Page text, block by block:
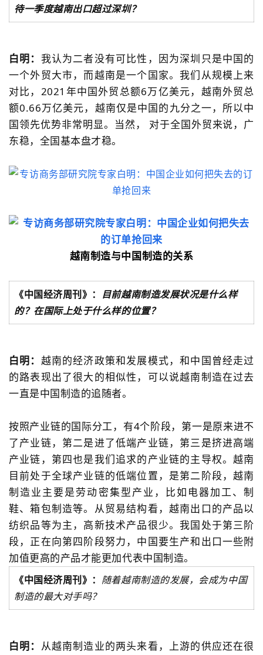
待一季度越南出口超过深圳？
白明： 我认为二者没有可比性，因为深圳只是中国的
一个外贸大市，而越南是一个国家。我们从规模上来
对比，2021年中国外贸总额6万亿美元，越南外贸总
额0.66万亿美元，越南仅是中国的九分之一，所以中
国领先优势非常明显。当然， 对于全国外贸来说，广
东稳，全国基本盘才稳。
越南制造与中国制造的关系
《中国经济周刊》： 目前越南制造发展状况是什么样
的？ 在国际上处于什么样的位置？
白明： 越南的经济政策和发展模式，和中国曾经走过
的路表现出了很大的相似性，可以说越南制造在过去
一直是中国制造的追随者。
按照产业链的国际分工，有4个阶段，第一是原来进不
了产业链，第二是进了低端产业链，第三是挤进高端
产业链，第四也是我们追求的产业链的主导权。越南
目前处于全球产业链的低端位置，是第二阶段，越南
制造业主要是劳动密集型产业，比如电器加工、制
鞋、箱包制造等。从贸易结构看，越南出口的产品以
纺织品等为主，高新技术产品很少。我国处于第三阶
段，正在向第四阶段努力，中国要生产和出口一些附
加值更高的产品才能更加代表中国制造。
《中国经济周刊》： 随着越南制造的发展，会成为中国
制造的最大对手吗？
白明： 从越南制造业的两头来看，上游的供应还在很